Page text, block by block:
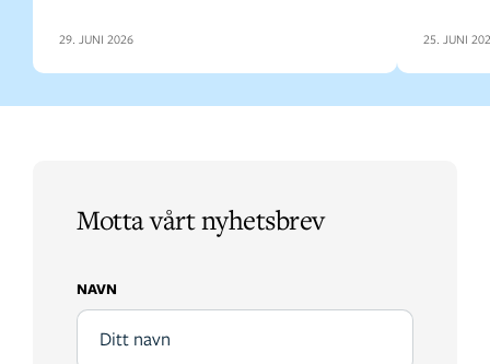
29. JUNI 2026 25. JUNI
Motta vårt nyhetsbrev
NAVN